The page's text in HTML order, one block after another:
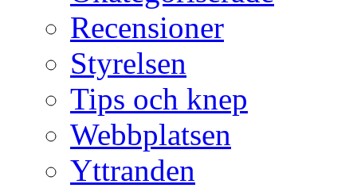
Recensioner
Styrelsen
Tips och knep
Webbplatsen
Yttranden